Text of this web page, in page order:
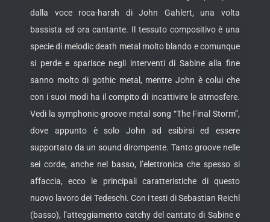
dalla voce roca-harsh di John Gahlert, una volta
bassista ed ora cantante. Il tessuto compositivo è una
specie di melodic death metal molto blando e comunque
si perde e sparisce negli interventi di Sabine alla fine
sanno molto di gothic metal, mentre John è colui che
con i suoi modi ha il compito di incattivire le atmosfere.
Vedi la symphonic-groove metal song “The Final Storm”,
dove appunto è solo John ad esibirsi ed essere
supportato da un sound dirompente. Tanto groove nelle
sei corde, anche nel basso, l’elettronica che spesso si
affaccia, ecco le principali caratteristiche di questo
nuovo lavoro dei Tedeschi. Con i testi di Sebastian Reichl
(basso), l’atteggiamento catchy del cantato di Sabine e